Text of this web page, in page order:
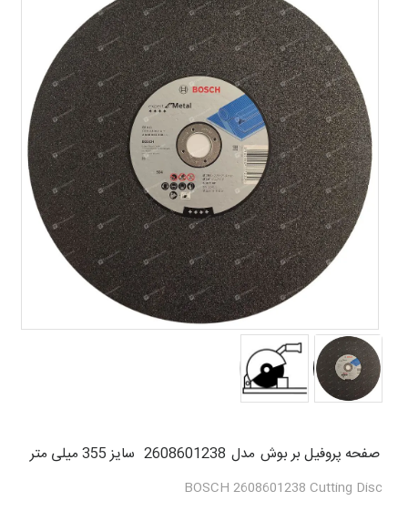
صفحه پروفیل بر بوش مدل 2608601238 سایز 355 میلی متر
BOSCH 2608601238 Cutting Disc